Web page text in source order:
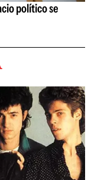
político se